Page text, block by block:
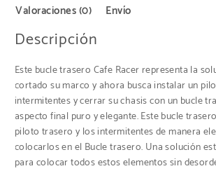
Valoraciones (0)
Envío
Descripción
Este bucle trasero Cafe Racer representa la
cortado su marco y ahora busca instalar un
intermitentes y cerrar su chasis con un bucle
aspecto final puro y elegante. Este bucle
piloto trasero y los intermitentes de manera
colocarlos en el Bucle trasero. Una solución
para colocar todos estos elementos sin